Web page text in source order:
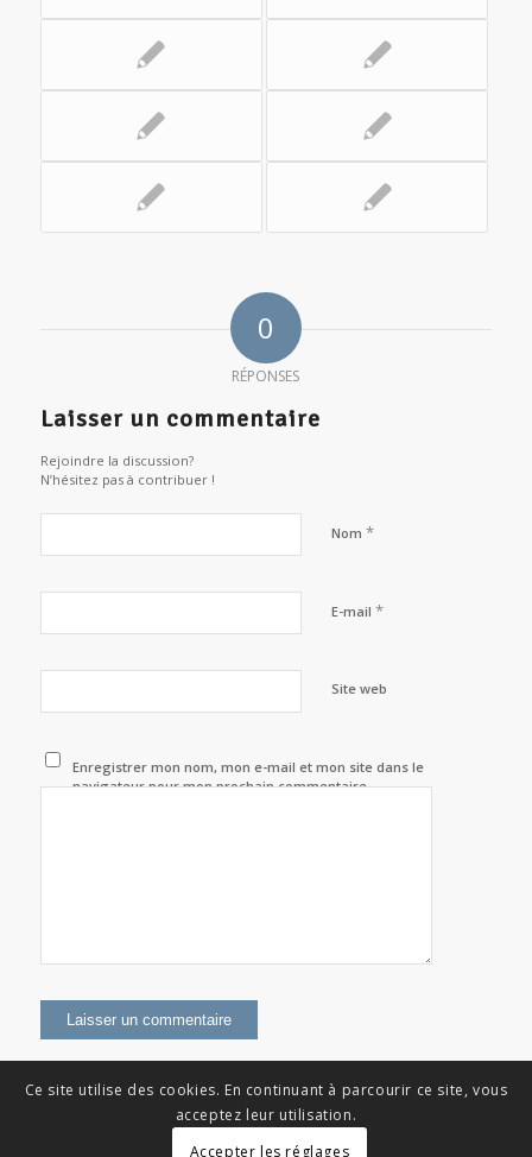
0
RÉPONSES
Laisser un commentaire
Rejoindre la discussion?
N’hésitez pas à contribuer !
Nom *
E-mail *
Site web
Enregistrer mon nom, mon e-mail et mon site dans le
navigateur pour mon prochain commentaire.
Ce site utilise des cookies. En continuant à parcourir ce site, vous
acceptez leur utilisation.
Accepter les réglages